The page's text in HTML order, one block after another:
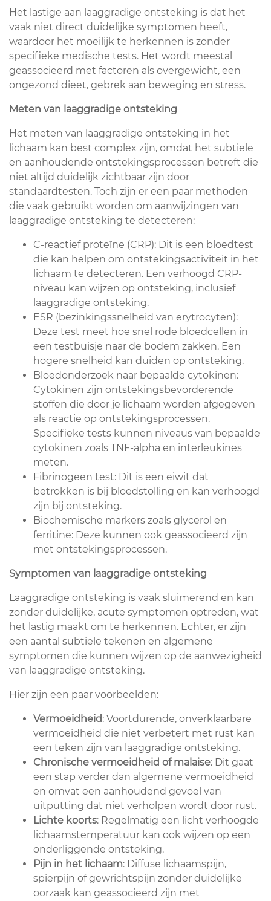
Het lastige aan laaggradige ontsteking is dat het
vaak niet direct duidelijke symptomen heeft,
waardoor het moeilijk te herkennen is zonder
specifieke medische tests. Het wordt meestal
geassocieerd met factoren als overgewicht, een
ongezond dieet, gebrek aan beweging en stress.
Meten van laaggradige ontsteking
Het meten van laaggradige ontsteking in het
lichaam kan best complex zijn, omdat het subtiele
en aanhoudende ontstekingsprocessen betreft die
niet altijd duidelijk zichtbaar zijn door
standaardtesten. Toch zijn er een paar methoden
die vaak gebruikt worden om aanwijzingen van
laaggradige ontsteking te detecteren:
C-reactief proteïne (CRP): Dit is een bloedtest
die kan helpen om ontstekingsactiviteit in het
lichaam te detecteren. Een verhoogd CRP-
niveau kan wijzen op ontsteking, inclusief
laaggradige ontsteking.
ESR (bezinkingssnelheid van erytrocyten):
Deze test meet hoe snel rode bloedcellen in
een testbuisje naar de bodem zakken. Een
hogere snelheid kan duiden op ontsteking.
Bloedonderzoek naar bepaalde cytokinen:
Cytokinen zijn ontstekingsbevorderende
stoffen die door je lichaam worden afgegeven
als reactie op ontstekingsprocessen.
Specifieke tests kunnen niveaus van bepaalde
cytokinen zoals TNF-alpha en interleukines
meten.
Fibrinogeen test: Dit is een eiwit dat
betrokken is bij bloedstolling en kan verhoogd
zijn bij ontsteking.
Biochemische markers zoals glycerol en
ferritine: Deze kunnen ook geassocieerd zijn
met ontstekingsprocessen.
Symptomen van laaggradige ontsteking
Laaggradige ontsteking is vaak sluimerend en kan
zonder duidelijke, acute symptomen optreden, wat
het lastig maakt om te herkennen. Echter, er zijn
een aantal subtiele tekenen en algemene
symptomen die kunnen wijzen op de aanwezigheid
van laaggradige ontsteking.
Hier zijn een paar voorbeelden:
Vermoeidheid: Voortdurende, onverklaarbare
vermoeidheid die niet verbetert met rust kan
een teken zijn van laaggradige ontsteking.
Chronische vermoeidheid of malaise: Dit gaat
een stap verder dan algemene vermoeidheid
en omvat een aanhoudend gevoel van
uitputting dat niet verholpen wordt door rust.
Lichte koorts: Regelmatig een licht verhoogde
lichaamstemperatuur kan ook wijzen op een
onderliggende ontsteking.
Pijn in het lichaam: Diffuse lichaamspijn,
spierpijn of gewrichtspijn zonder duidelijke
oorzaak kan geassocieerd zijn met